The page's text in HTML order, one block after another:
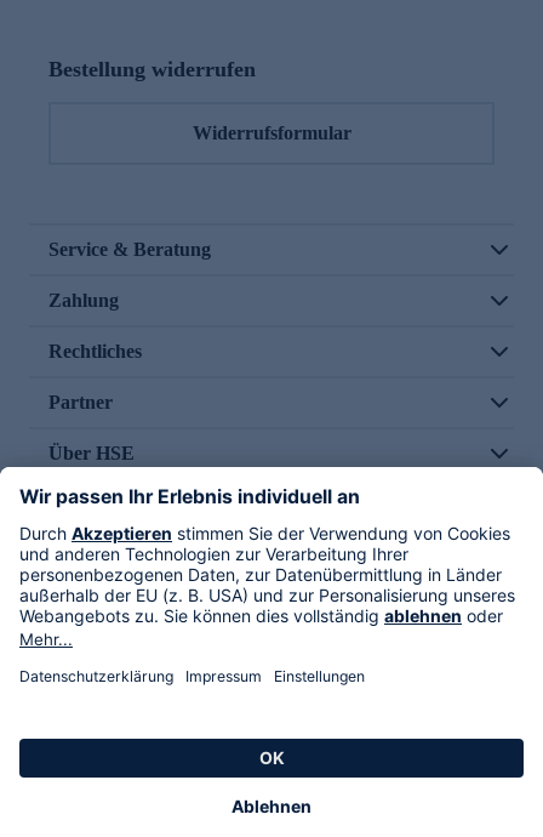
Bestellung widerrufen
Widerrufsformular
Service & Beratung
Zahlung
Rechtliches
Partner
Über HSE
Im TV
HSE International